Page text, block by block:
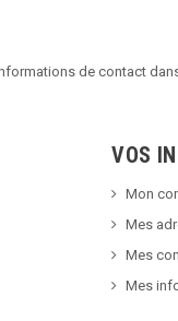
de contact
VOS
Mon
Mes
Mes
Mes